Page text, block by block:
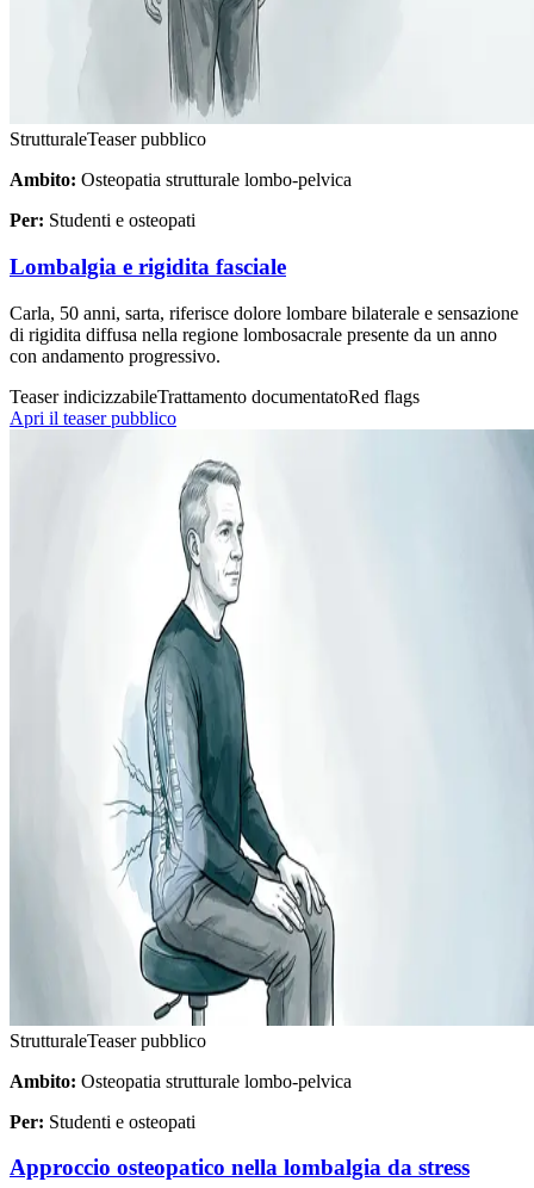
StrutturaleTeaser pubblico
Ambito: Osteopatia strutturale lombo-pelvica
Per: Studenti e osteopati
Lombalgia e rigidita fasciale
Carla, 50 anni, sarta, riferisce dolore lombare bilaterale e sensazione
di rigidita diffusa nella regione lombosacrale presente da un anno
con andamento progressivo.
Teaser indicizzabileTrattamento documentatoRed flags
Apri il teaser pubblico
StrutturaleTeaser pubblico
Ambito: Osteopatia strutturale lombo-pelvica
Per: Studenti e osteopati
Approccio osteopatico nella lombalgia da stress